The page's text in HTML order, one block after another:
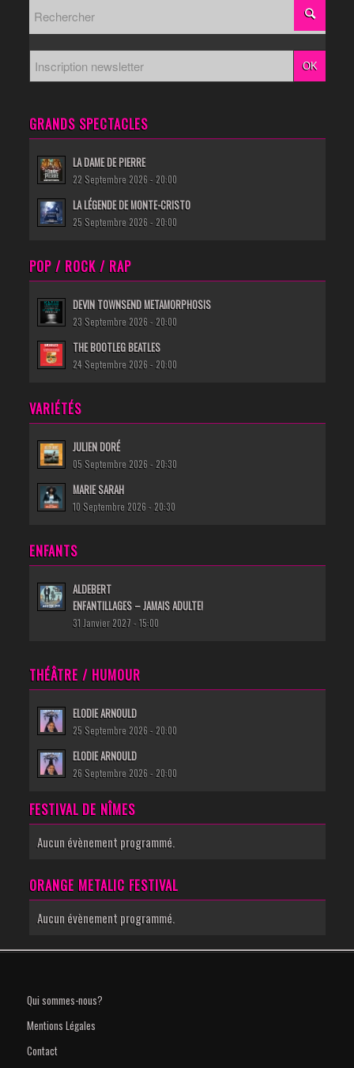
GRANDS SPECTACLES
LA DAME DE PIERRE
22 Septembre 2026 - 20:00
LA LÉGENDE DE MONTE-CRISTO
25 Septembre 2026 - 20:00
POP / ROCK / RAP
DEVIN TOWNSEND METAMORPHOSIS
23 Septembre 2026 - 20:00
THE BOOTLEG BEATLES
24 Septembre 2026 - 20:00
VARIÉTÉS
JULIEN DORÉ
05 Septembre 2026 - 20:30
MARIE SARAH
10 Septembre 2026 - 20:30
ENFANTS
ALDEBERT
ENFANTILLAGES – JAMAIS ADULTE!
31 Janvier 2027 - 15:00
THÉÂTRE / HUMOUR
ELODIE ARNOULD
25 Septembre 2026 - 20:00
ELODIE ARNOULD
26 Septembre 2026 - 20:00
FESTIVAL DE NÎMES
Aucun évènement programmé.
ORANGE METALIC FESTIVAL
Aucun évènement programmé.
Qui sommes-nous?
Mentions Légales
Contact